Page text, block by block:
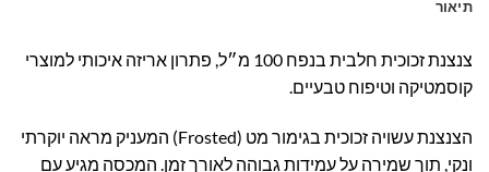
תיאור
צנצנת זכוכית חלבית בנפח 100 מ״ל, פתרון אריזה איכותי למוצרי
קוסמטיקה וטיפוח טבעיים.
הצנצנת עשויה זכוכית בגימור מט (Frosted) המעניק מראה יוקרתי
ונקי, תוך שמירה על עמידות גבוהה לאורך זמן. המכסה מגיע עם